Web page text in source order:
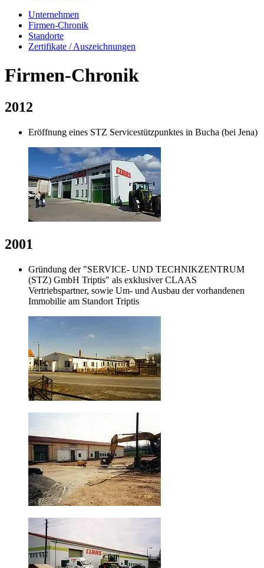
Unternehmen
Firmen-Chronik
Standorte
Zertifikate / Auszeichnungen
Firmen-Chronik
2012
Eröffnung eines STZ Servicestützpunktes in Bucha (bei Jena)
2001
Gründung der "SERVICE- UND TECHNIKZENTRUM
(STZ) GmbH Triptis" als exklusiver CLAAS
Vertriebspartner, sowie Um- und Ausbau der vorhandenen
Immobilie am Standort Triptis